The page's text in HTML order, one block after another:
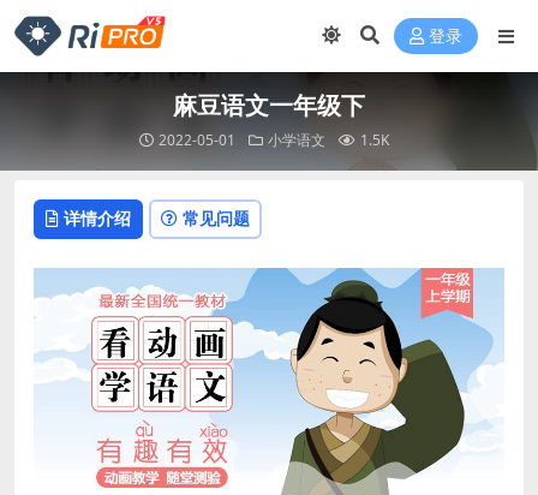
登录
麻豆语文一年级下
2022-05-01 小学语文 1.5K
详情介绍 常见问题